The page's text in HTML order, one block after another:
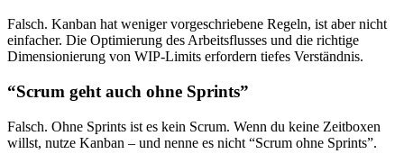
Falsch. Kanban hat weniger vorgeschriebene Regeln, ist aber nicht
einfacher. Die Optimierung des Arbeitsflusses und die richtige
Dimensionierung von WIP-Limits erfordern tiefes Verständnis.
“Scrum geht auch ohne Sprints”
Falsch. Ohne Sprints ist es kein Scrum. Wenn du keine Zeitboxen
willst, nutze Kanban – und nenne es nicht “Scrum ohne Sprints”.